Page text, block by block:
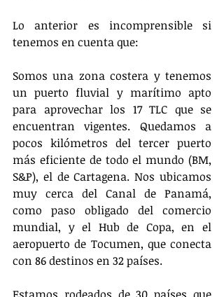
Lo anterior es incomprensible si
tenemos en cuenta que:
Somos una zona costera y tenemos
un puerto fluvial y marítimo apto
para aprovechar los 17 TLC que se
encuentran vigentes. Quedamos a
pocos kilómetros del tercer puerto
más eficiente de todo el mundo (BM,
S&P), el de Cartagena. Nos ubicamos
muy cerca del Canal de Panamá,
como paso obligado del comercio
mundial, y el Hub de Copa, en el
aeropuerto de Tocumen, que conecta
con 86 destinos en 32 países.
Estamos rodeados de 30 países que